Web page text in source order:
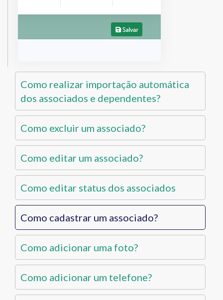
Como realizar importação automática
dos associados e dependentes?
Como excluir um associado?
Como editar um associado?
Como editar status dos associados
Como cadastrar um associado?
Como adicionar uma foto?
Como adicionar um telefone?